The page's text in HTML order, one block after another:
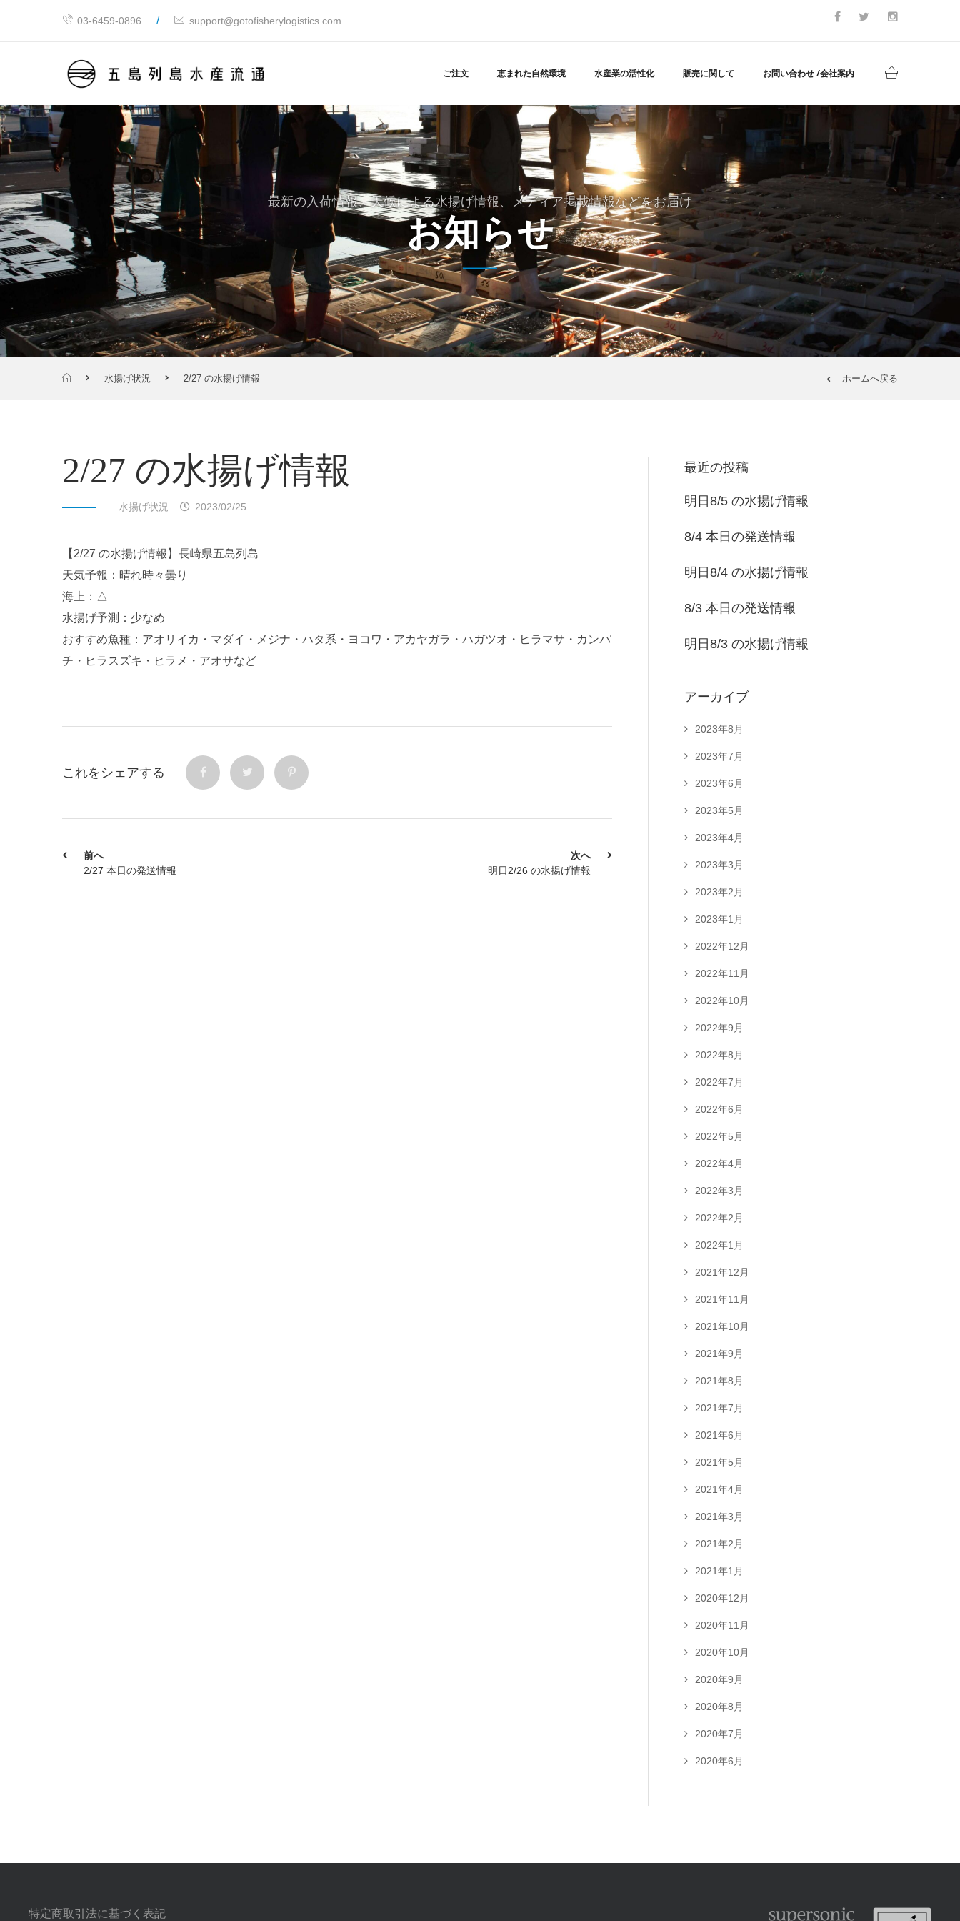
03-6459-0896 / support@gotofisherylogistics.com
ご注文 恵まれた自然環境 水産業の活性化 販売に関して お問い合わせ /会社案内
最新の入荷情報、天候による水揚げ情報、メディア掲載情報などをお届け
お知らせ
水揚げ状況 2/27 の水揚げ情報 ホームへ戻る
2/27 の水揚げ情報
水揚げ状況 2023/02/25
【2/27 の水揚げ情報】長崎県五島列島
天気予報：晴れ時々曇り
海上：△
水揚げ予測：少なめ
おすすめ魚種：アオリイカ・マダイ・メジナ・ハタ系・ヨコワ・アカヤガラ・ハガツオ・ヒラマサ・カンパ
チ・ヒラスズキ・ヒラメ・アオサなど
これをシェアする
前へ
2/27 本日の発送情報
次へ
明日2/26 の水揚げ情報
最近の投稿
明日8/5 の水揚げ情報
8/4 本日の発送情報
明日8/4 の水揚げ情報
8/3 本日の発送情報
明日8/3 の水揚げ情報
アーカイブ
2023年8月
2023年7月
2023年6月
2023年5月
2023年4月
2023年3月
2023年2月
2023年1月
2022年12月
2022年11月
2022年10月
2022年9月
2022年8月
2022年7月
2022年6月
2022年5月
2022年4月
2022年3月
2022年2月
2022年1月
2021年12月
2021年11月
2021年10月
2021年9月
2021年8月
2021年7月
2021年6月
2021年5月
2021年4月
2021年3月
2021年2月
2021年1月
2020年12月
2020年11月
2020年10月
2020年9月
2020年8月
2020年7月
2020年6月
特定商取引法に基づく表記